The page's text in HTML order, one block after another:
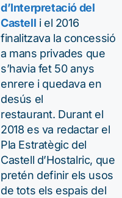
d’Interpretació del
Castell i el 2016
finalitzava la concessió
a mans privades que
s’havia fet 50 anys
enrere i quedava en
desús el
restaurant. Durant el
2018 es va redactar el
Pla Estratègic del
Castell d’Hostalric, que
pretén definir els usos
de tots els espais del